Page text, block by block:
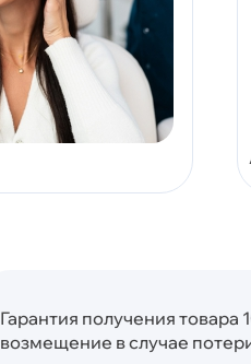
Гарантия получения товара
возмещение в случае